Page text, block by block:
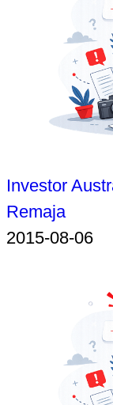
Investor
Remaja
2015-08-06